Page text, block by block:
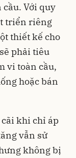
Với quy
triển riêng
thiết kế cho
phải tiêu
vi toàn cầu,
hoặc bán
khi chỉ áp
vẫn sử
không bị